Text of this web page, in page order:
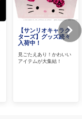
【サンリオキャラク
ターズ】グッズ続々
入荷中！
見ごたえあり！かわいい
アイテムが大集結！